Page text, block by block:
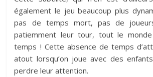
également le jeu beaucoup plus
pas de temps mort, pas de
patiemment leur tour, tout le
temps ! Cette absence de temps
atout lorsqu’on joue avec des
perdre leur attention.